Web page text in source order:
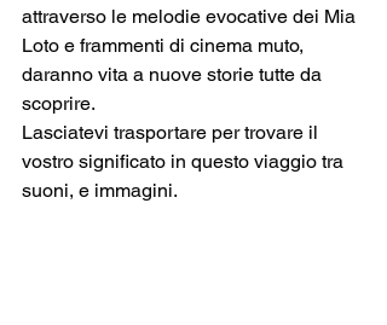
attraverso le melodie evocative dei Mia
Loto e frammenti di cinema muto,
daranno vita a nuove storie tutte da
scoprire.
Lasciatevi trasportare per trovare il
vostro significato in questo viaggio tra
suoni, e immagini.